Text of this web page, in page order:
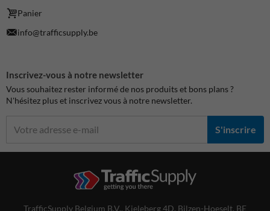
Panier
info@trafficsupply.be
Inscrivez-vous à notre newsletter
Vous souhaitez rester informé de nos produits et bons plans ?
N'hésitez plus et inscrivez vous à notre newsletter.
S'inscrire
TrafficSupply Belgium B.V., Kieleberg 4D, Bilzen-Hoeselt, BE